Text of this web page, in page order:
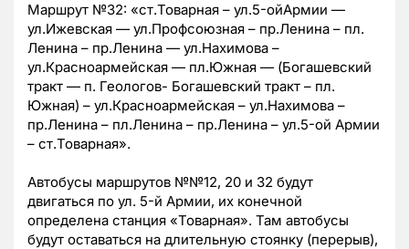
Маршрут №32: «ст.Товарная – ул.5-ойАрмии —
ул.Ижевская — ул.Профсоюзная – пр.Ленина – пл.
Ленина – пр.Ленина — ул.Нахимова –
ул.Красноармейская — пл.Южная — (Богашевский
тракт — п. Геологов- Богашевский тракт – пл.
Южная) – ул.Красноармейская – ул.Нахимова –
пр.Ленина – пл.Ленина – пр.Ленина – ул.5-ой Армии
– ст.Товарная».
Автобусы маршрутов №№12, 20 и 32 будут
двигаться по ул. 5-й Армии, их конечной
определена станция «Товарная». Там автобусы
будут оставаться на длительную стоянку (перерыв),